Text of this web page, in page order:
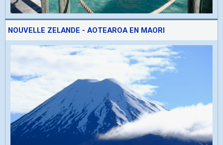
NOUVELLE ZELANDE - AOTEAROA EN MAORI